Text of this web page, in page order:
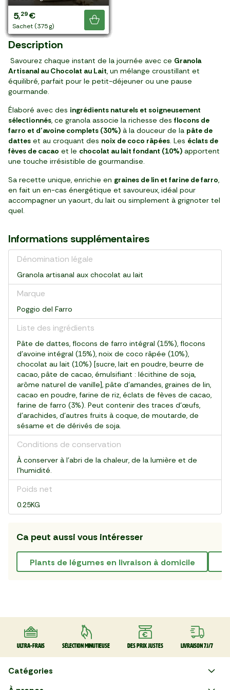
5,89€
sachet (400 g)
4,49€
sachet (350 g)
4,88€
paquet (250 g)
4,69€
sachet (375 g)
3,99€
sachet (450 g)
10,19€
sachet (1 kg)
11,19€
sachet (1 kg)
4,49€
sachet (350 g)
6,79€
sachet (500 g)
5,99€
sachet (500 g)
7,69€
sachet (1 kg)
3,79€
sachet (300 g)
1,89€
sachet (500 g)
4,99€
sachet (425 g)
3,99€
sachet (450 g)
3,29€
sachet (300 g)
5,29€
sachet (375 g)
Je découvre
Description
Savourez chaque instant de la journée avec ce Granola
Artisanal au Chocolat au Lait, un mélange croustillant et
équilibré, parfait pour le petit-déjeuner ou une pause
gourmande.
Élaboré avec des ingrédients naturels et soigneusement
sélectionnés, ce granola associe la richesse des flocons de
farro et d’avoine complets (30%) à la douceur de la pâte de
dattes et au croquant des noix de coco râpées. Les éclats de
fèves de cacao et le chocolat au lait fondant (10%) apportent
une touche irrésistible de gourmandise.
Sa recette unique, enrichie en graines de lin et farine de farro,
en fait un en-cas énergétique et savoureux, idéal pour
accompagner un yaourt, du lait ou simplement à grignoter tel
quel.
Informations supplémentaires
Dénomination légale
Granola artisanal aux chocolat au lait
Marque
Poggio del Farro
Liste des ingrédients
Pâte de dattes, flocons de farro intégral (15%), flocons
d'avoine intégral (15%), noix de coco râpée (10%),
chocolat au lait (10%) [sucre, lait en poudre, beurre de
cacao, pâte de cacao, émulsifiant : lécithine de soja,
arôme naturel de vanille], pâte d’amandes, graines de lin,
cacao en poudre, farine de riz, éclats de fèves de cacao,
farine de farro (3%). Peut contenir des traces d'œufs,
d’arachides, d’autres fruits à coque, de moutarde, de
sésame et de dérivés de soja.
Conditions de conservation
À conserver à l'abri de la chaleur, de la lumière et de
l'humidité.
Poids net
0.25KG
Ca peut aussi vous intéresser
plants de légumes en livraison à domicile
Ultra-frais Sélection minutieuse Des prix justes Livraison 7J/7
Catégories
Faire ses courses en ligne